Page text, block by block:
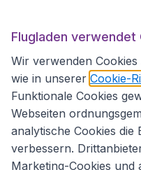
Flugladen.at
Internationale
Flugladen verwendet
Wir verwenden
wie in unserer Cookie-
Funktionale Cookies
Webseiten
analytische Cookies
verbessern.
Marketing-Cookies und